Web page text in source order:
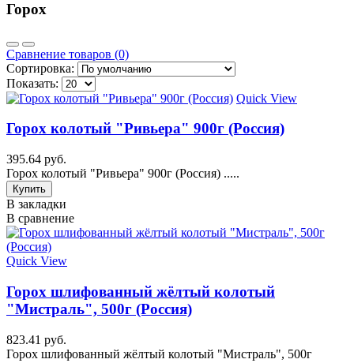
Горох
Сравнение товаров (0)
Сортировка:
Показать:
Quick View
Горох колотый "Ривьера" 900г (Россия)
395.64 руб.
Горох колотый "Ривьера" 900г (Россия) .....
Купить
В закладки
В сравнение
Quick View
Горох шлифованный жёлтый колотый
"Мистраль", 500г (Россия)
823.41 руб.
Горох шлифованный жёлтый колотый "Мистраль", 500г